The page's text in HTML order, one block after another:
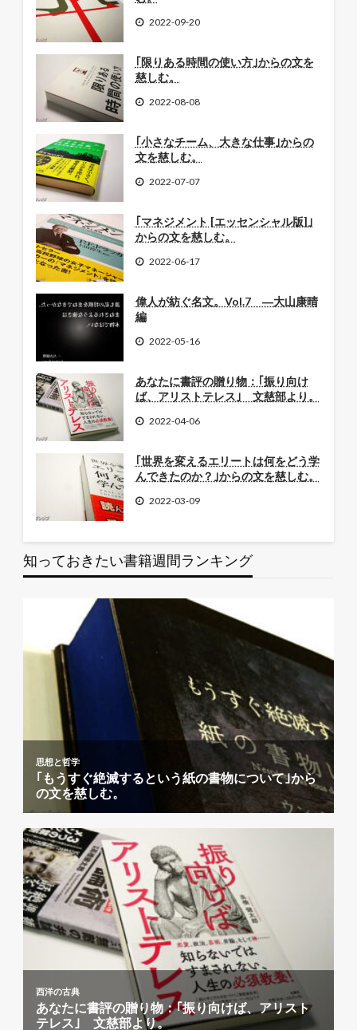
2022-09-20
｢限りある時間の使い方｣からの文を
慈しむ。
2022-08-08
｢小さなチーム、大きな仕事｣からの
文を慈しむ。
2022-07-07
｢マネジメント [エッセンシャル版]｣
からの文を慈しむ。
2022-06-17
偉人が紡ぐ名文。Vol.7 ―大山康晴
編
2022-05-16
あなたに書評の贈り物：｢振り向け
ば、アリストテレス｣ 文慈部より。
2022-04-06
｢世界を変えるエリートは何をどう学
んできたのか？｣からの文を慈しむ。
2022-03-09
知っておきたい書籍週間ランキング